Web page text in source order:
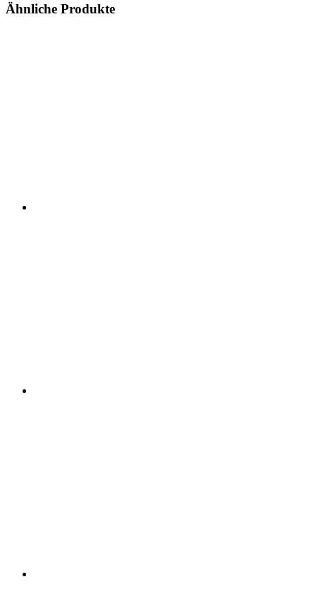
Ähnliche Produkte